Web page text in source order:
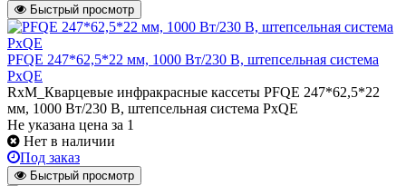
Быстрый просмотр
PFQE 247*62,5*22 мм, 1000 Вт/230 В, штепсельная система
PxQE
RxM_Кварцевые инфракрасные кассеты PFQE 247*62,5*22
мм, 1000 Вт/230 В, штепсельная система PxQE
Не указана цена за 1
Нет в наличии
Под заказ
Быстрый просмотр